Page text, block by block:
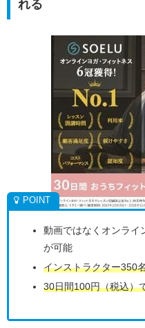
れる
動画ではなくオンライ
が可能
インストラクター350
30日間100円（税込）